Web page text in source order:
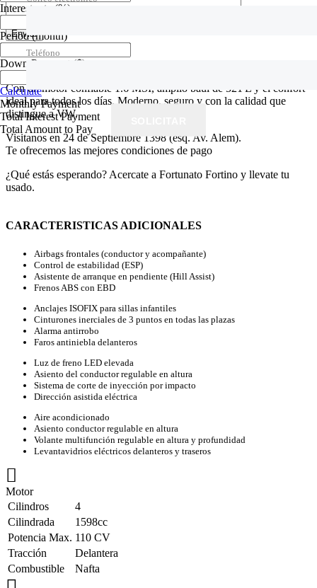
WhatsApp
Con un motor confiable 1.6 MSI, amplio baúl de 521 L y el confort
ideal para todos los días. Moderno, seguro y con la calidad que
distingue a VW.
Visitanos en 24 de Septiembre 1398 (esq. Av. Alem).
Te ofrecemos las mejores condiciones de pago
¿Qué estás esperando? Acercate a Fortunato Fortino y llevate tu
usado.
CARACTERISTICAS ADICIONALES
Airbags frontales (conductor y acompañante)
Control de estabilidad (ESP)
Asistente de arranque en pendiente (Hill Assist)
Frenos ABS con EBD
Anclajes ISOFIX para sillas infantiles
Cinturones inerciales de 3 puntos en todas las plazas
Alarma antirrobo
Faros antiniebla delanteros
Luz de freno LED elevada
Asiento del conductor regulable en altura
Sistema de corte de inyección por impacto
Dirección asistida eléctrica
Aire acondicionado
Asiento conductor regulable en altura
Volante multifunción regulable en altura y profundidad
Levantavidrios eléctricos delanteros y traseros
Motor
Cilindros
4
Cilindrada
1598cc
Potencia Max. 110 CV
Tracción
Delantera
Combustible
Nafta
Teléfono
Interest rate (%)
Period(month)
Down Payment ($)
Calculate
Monthly Payment
Total Interest Payment
Total Amount to Pay
Teléfono